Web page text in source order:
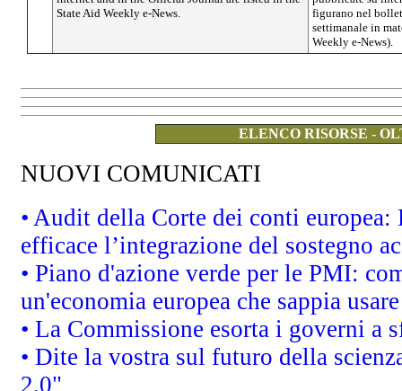
State Aid Weekly e-News.
figurano nel
settimanale in
Weekly e-News).
ELENCO RISORSE -
NUOVI COMUNICATI
• Audit della Corte dei conti
efficace l’integrazione del sostegno
• Piano d'azione verde per le PMI:
un'economia europea che sappia
• La Commissione esorta i governi
• Dite la vostra sul futuro della
2.0"